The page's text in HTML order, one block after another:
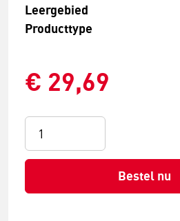
Leergebied
Producttype
€ 29,69
Bestel nu